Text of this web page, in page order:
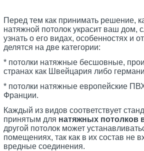
Перед тем как принимать решение,
натяжной потолок украсит ваш дом,
узнать о его видах, особенностях и
делятся на две категории:
* потолки натяжные бесшовные,
странах как Швейцария либо
* потолки натяжные европейские
Франции.
Каждый из видов соответствует
принятым для натяжных потолков
другой потолок может
помещениях, так как в их состав не
вредные соединения.